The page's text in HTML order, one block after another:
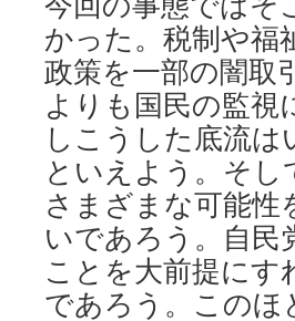
かった。税制や福
政策を一部の闇取
よりも国民の監
しこうした底流
といえよう。そ
さまざまな可能性
いであろう。自民
ことを大前提にす
であろう。このほ